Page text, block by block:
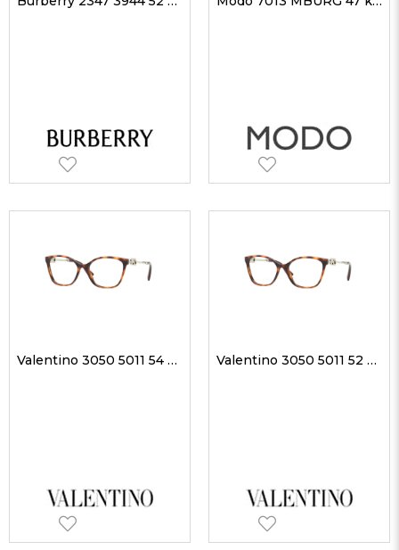
Valentino 3050 5011 54 kadın Optik Gözlükler Valentino 3050 5011 52 kadın Optik Gözlükler